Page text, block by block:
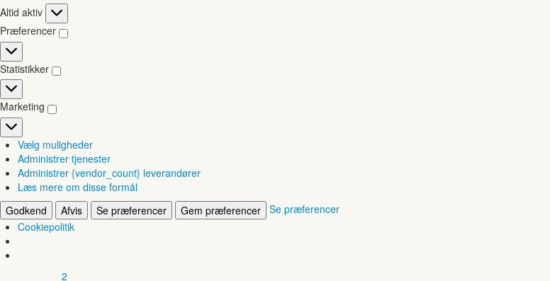
Funktionsdygtig
Altid aktiv
Præferencer
Præferencer
Statistikker
Statistikker
Marketing
Marketing
Vælg muligheder
Administrer tjenester
Administrer {vendor_count} leverandører
Læs mere om disse formål
Godkend
Afvis Se præferencer Gem præferencer Se præferencer
Cookiepolitik
2